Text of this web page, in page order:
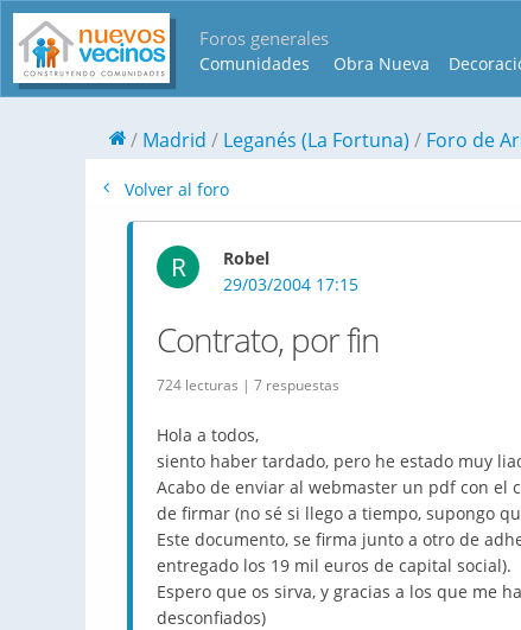
Foros generales
Comunidades Obra Nueva
Madrid Leganés (La Fortuna) Foro de
Volver al foro
R
Robel
29/03/2004 17:15
Contrato, por fin
724 lecturas | 7 respuestas
Hola a todos,
siento haber tardado, pero he estado muy
Acabo de enviar al webmaster un pdf con el
de firmar (no sé si llego a tiempo, supongo
Este documento, se firma junto a otro de
entregado los 19 mil euros de capital social).
Espero que os sirva, y gracias a los que me
desconfiados)